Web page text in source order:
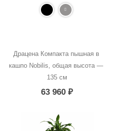
Драцена Компакта пышная в
кашпо Nobilis, общая высота —
135 см
63 960₽